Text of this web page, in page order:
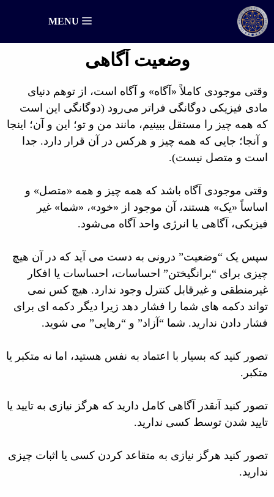
پرش
به
محتوا
MENU
وضعیت آگاهی
وقتی موجودی کاملاً «آگاه» و آگاه است، از توهم دنیای
مادی فیزیکی دوگانگی فراتر می‌رود (دوگانگی این است
که همه چیز را مستقل ببینیم، مانند من و تو؛ این و آن؛ اینجا
و آنجا؛ جایی که همه چیز و هرکس در آن قرار دارد. جدا
است و متصل نیست).
وقتی موجودی آگاه باشد که همه چیز و همه «متصل» و
اساساً «یک» هستند، آن موجود از «خود»، «شما» غیر
فیزیکی، آگاهی یا انرژی واحد آگاه می‌شود.
سپس یک “وضعیت” درونی به دست می آید که در آن هیچ
چیزی برای “برانگیختن” احساسات، احساسات یا افکار
غیرمنطقی و غیرقابل کنترل وجود ندارد. هیچ کس نمی
تواند دکمه های شما را فشار دهد زیرا دیگر دکمه ای برای
فشار دادن ندارید. شما “آزاد” و “رهایی” می شوید.
تصور کنید که بسیار با اعتماد به نفس هستید، اما نه متکبر یا
متکبر.
تصور کنید آنقدر آگاهی کامل دارید که هرگز نیازی به تایید یا
تایید شدن توسط کسی ندارید.
تصور کنید هرگز نیازی به متقاعد کردن کسی یا اثبات چیزی
ندارید.